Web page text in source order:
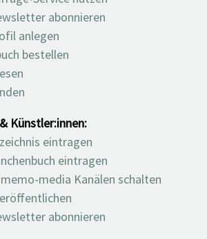
abonnieren
anlegen
bestellen
Künstler:innen:
eintragen
eintragen
media Kanälen schalten
abonnieren